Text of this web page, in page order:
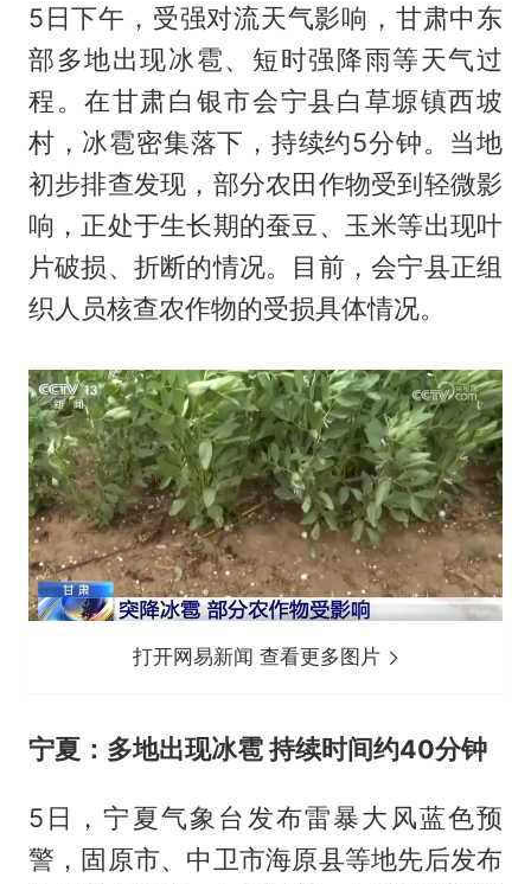
5日下午，受强对流天气影响，甘肃中东
部多地出现冰雹、短时强降雨等天气过
程。在甘肃白银市会宁县白草塬镇西坡
村，冰雹密集落下，持续约5分钟。当地
初步排查发现，部分农田作物受到轻微影
响，正处于生长期的蚕豆、玉米等出现叶
片破损、折断的情况。目前，会宁县正组
织人员核查农作物的受损具体情况。
打开网易新闻 查看更多图片
宁夏：多地出现冰雹 持续时间约40分钟
5日，宁夏气象台发布雷暴大风蓝色预
警，固原市、中卫市‌海原县等地先后发布